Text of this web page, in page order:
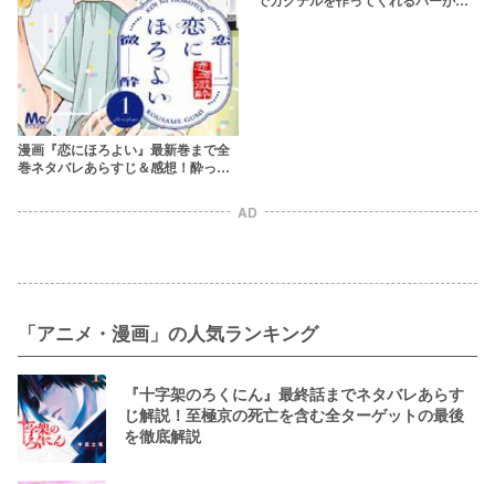
漫画『恋にほろよい』最新巻まで全
巻ネタバレあらすじ＆感想！酔った
AD
「アニメ・漫画」の人気ランキング
『十字架のろくにん』最終話までネタバレあらす
じ解説！至極京の死亡を含む全ターゲットの最後
を徹底解説